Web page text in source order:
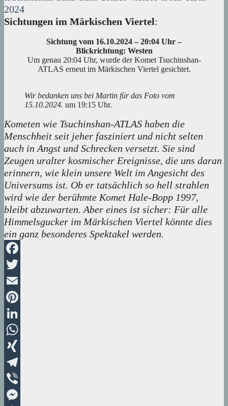
2024
Sichtungen im Märkischen Viertel:
Sichtung vom 16.10.2024 – 20:04 Uhr –
Blickrichtung: Westen
Um genau 20:04 Uhr, wurde der Komet Tsuchinshan-
ATLAS erneut im Märkischen Viertel gesichtet.
Wir bedanken uns bei Martin für das Foto vom
15.10.2024. um 19:15 Uhr.
Kometen wie Tsuchinshan-ATLAS haben die
Menschheit seit jeher fasziniert und nicht selten
auch in Angst und Schrecken versetzt. Sie sind
Zeugen uralter kosmischer Ereignisse, die uns daran
erinnern, wie klein unsere Welt im Angesicht des
Universums ist. Ob er tatsächlich so hell strahlen
wird wie der berühmte Komet Hale-Bopp 1997,
bleibt abzuwarten. Aber eines ist sicher: Für alle
Himmelsgucker im Märkischen Viertel könnte dies
ein ganz besonderes Spektakel werden.
Facebook
Twitter
Email
Pinterest
LinkedIn
WhatsApp
XING
Telegram
Viber